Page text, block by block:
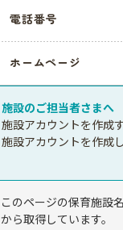
電話番号
ホームページ
施設のご担当者さまへ
施設アカウントを作成
施設アカウントを作成
このページの保育施設
から取得しています。